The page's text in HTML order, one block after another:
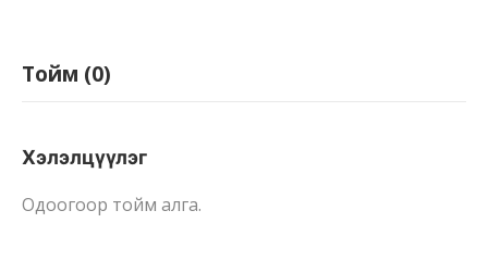
sensor)
Тойм (0)
Хэлэлцүүлэг
Одоогоор тойм алга.